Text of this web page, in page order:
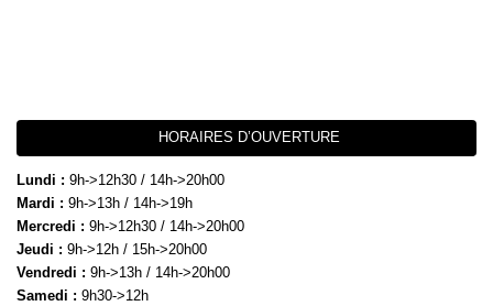
HORAIRES D’OUVERTURE
Lundi : 9h->12h30 / 14h->20h00
Mardi : 9h->13h / 14h->19h
Mercredi : 9h->12h30 / 14h->20h00
Jeudi : 9h->12h / 15h->20h00
Vendredi : 9h->13h / 14h->20h00
Samedi : 9h30->12h